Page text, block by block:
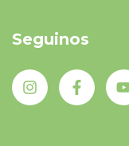
Seguinos